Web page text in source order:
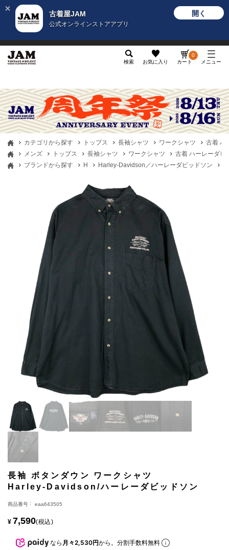
古着屋JAM
公式オンラインストアアプリ
開く
検索 お気に入り カート
0
メニュー
カテゴリから探す トップス 長袖シャツ ワークシャツ
古着 ハ
メンズ
トップス 長袖シャツ ワークシャツ
古着 ハーレーダビ
ブランドから探す
H Harley-Davidson／ハーレーダビッドソン
長袖 ボタンダウン ワークシャツ
Harley-Davidson/ハーレーダビッドソン
商品番号 eaa643505
¥ 7,590 税込
なら 月々2,530円から。分割手数料無料